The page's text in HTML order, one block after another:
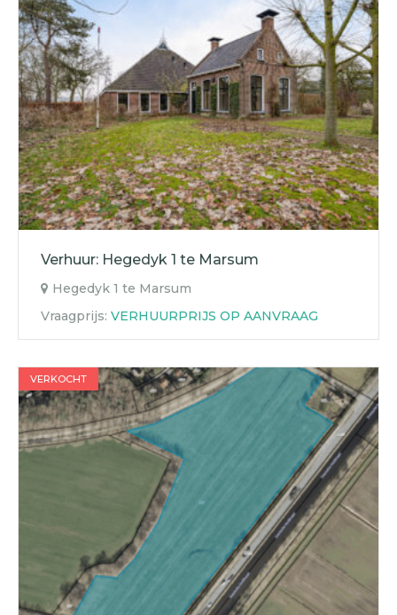
Verhuur: Hegedyk 1 te Marsum
Hegedyk 1 te Marsum
Vraagprijs: VERHUURPRIJS OP AANVRAAG
VERKOCHT